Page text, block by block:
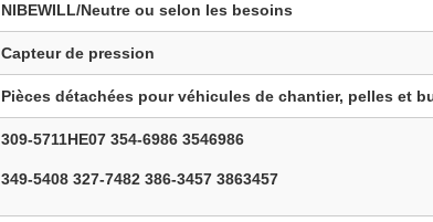
NIBEWILL/Neutre ou selon les besoins
Capteur de pression
Pièces détachées pour véhicules de chantier, pelles et
309-5711HE07 354-6986 3546986
349-5408 327-7482 386-3457 3863457